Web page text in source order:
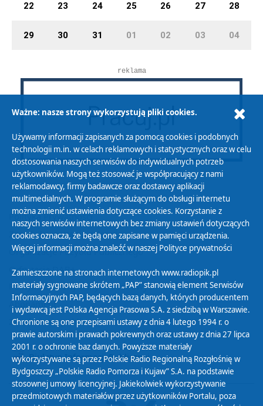
22 23 24 25 26 27 28
29 30 31 01 02 03 04
reklama
Polityka Prywatności
Zasady korzystania z Serwisu
Organizacje Pożytku Publicznego
Cyfryzacja DAB+
Polityka ochrony danych osobowych
Abonament
Zamówienia publiczne
Biuletyn Informacji Publicznej
Ważne: nasze strony wykorzystują pliki cookies.
Używamy informacji zapisanych za pomocą cookies i podobnych
technologii m.in. w celach reklamowych i statystycznych oraz w celu
dostosowania naszych serwisów do indywidualnych potrzeb
użytkowników. Mogą też stosować je współpracujący z nami
reklamodawcy, firmy badawcze oraz dostawcy aplikacji
multimedialnych. W programie służącym do obsługi internetu
można zmienić ustawienia dotyczące cookies. Korzystanie z
naszych serwisów internetowych bez zmiany ustawień dotyczących
cookies oznacza, że będą one zapisane w pamięci urządzenia.
Więcej informacji można znaleźć w naszej Polityce prywatności
Zamieszczone na stronach internetowych www.radiopik.pl
materiały sygnowane skrótem „PAP” stanowią element Serwisów
Informacyjnych PAP, będących bazą danych, których producentem
i wydawcą jest Polska Agencja Prasowa S.A. z siedzibą w Warszawie.
Chronione są one przepisami ustawy z dnia 4 lutego 1994 r. o
prawie autorskim i prawach pokrewnych oraz ustawy z dnia 27 lipca
2001 r. o ochronie baz danych. Powyższe materiały
wykorzystywane są przez Polskie Radio Regionalną Rozgłośnię w
Bydgoszczy „Polskie Radio Pomorza i Kujaw” S.A. na podstawie
stosownej umowy licencyjnej. Jakiekolwiek wykorzystywanie
przedmiotowych materiałów przez użytkowników Portalu, poza